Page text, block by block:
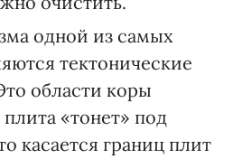
одной из самых
тектонические
области коры
«тонет» под
касается границ плит